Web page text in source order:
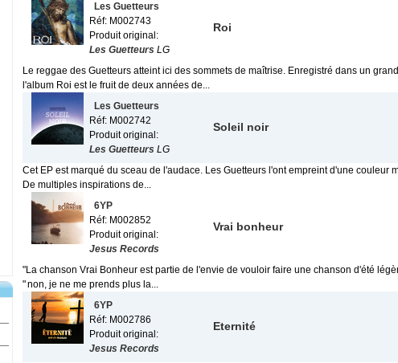
Les Guetteurs
Réf: M002743
Produit original:
Les Guetteurs LG
Roi
Le reggae des Guetteurs atteint ici des sommets de maîtrise. Enregistré dans un
l'album Roi est le fruit de deux années de...
Les Guetteurs
Réf: M002742
Produit original:
Les Guetteurs LG
Soleil noir
Cet EP est marqué du sceau de l'audace. Les Guetteurs l'ont empreint d'une couleur
De multiples inspirations de...
6YP
Réf: M002852
Produit original:
Jesus Records
Vrai bonheur
"La chanson Vrai Bonheur est partie de l'envie de vouloir faire une chanson d'été
" non, je ne me prends plus la...
6YP
Réf: M002786
Produit original:
Jesus Records
Eternité